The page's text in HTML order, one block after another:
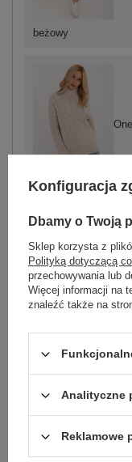
beżowy
jasny beżowy
Konfiguracja
Dbamy o Twoją
Sklep korzysta z
Polityką dotyczącą
przechowywania lub
Więcej informacji na
znaleźć także na
Analityczne
Reklamowe